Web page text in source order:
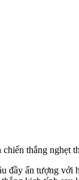
chiến thắng nghẹt
đầy ấn tượng với